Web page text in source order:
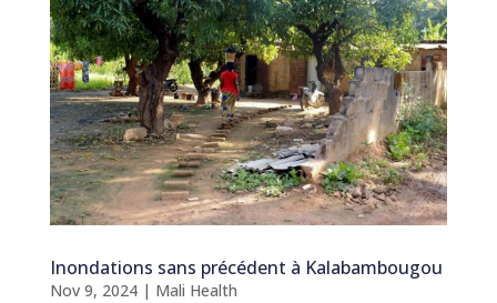
Inondations sans précédent à Kalabambougou
Nov 9, 2024| Mali Health